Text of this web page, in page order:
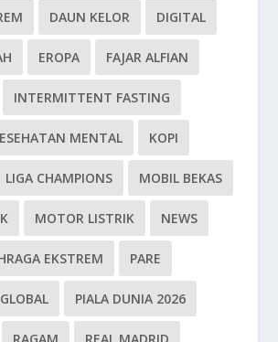
DAUN KELOR DIGITAL
EROPA FAJAR ALFIAN
INTERMITTENT FASTING
MENTAL KOPI
LIGA CHAMPIONS MOBIL BEKAS
MOTOR LISTRIK NEWS
EKSTREM PARE
PIALA DUNIA 2026